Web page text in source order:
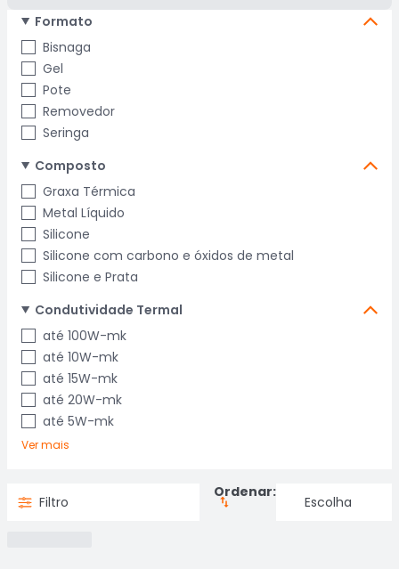
Formato
Bisnaga
Gel
Pote
Removedor
Seringa
Composto
Graxa Térmica
Metal Líquido
Silicone
Silicone com carbono e óxidos de metal
Silicone e Prata
Condutividade Termal
até 100W-mk
até 10W-mk
até 15W-mk
até 20W-mk
até 5W-mk
Ver mais
Filtro
Ordenar: